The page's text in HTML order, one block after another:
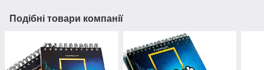
Подібні товари компанії